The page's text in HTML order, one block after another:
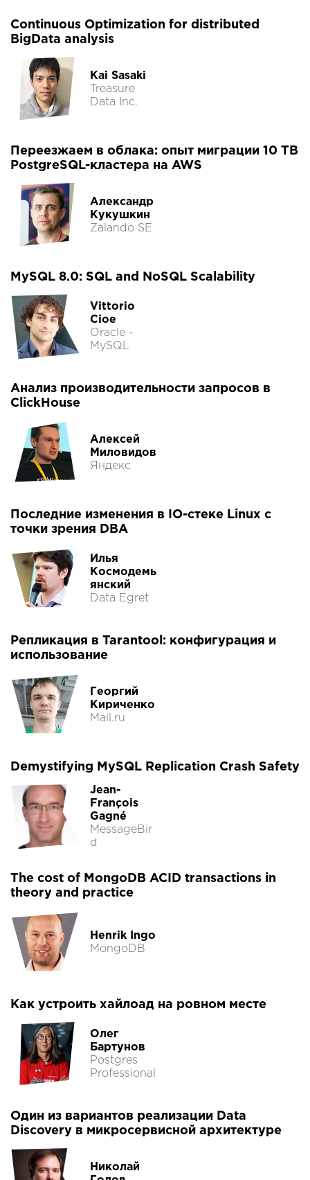
Continuous Optimization for distributed
BigData analysis
Kai Sasaki
Treasure
Data Inc.
Переезжаем в облака: опыт миграции 10 TB
PostgreSQL-кластера на AWS
Александр
Кукушкин
Zalando SE
MySQL 8.0: SQL and NoSQL Scalability
Vittorio
Cioe
Oracle -
MySQL
Анализ производительности запросов в
ClickHouse
Алексей
Миловидов
Яндекс
Последние изменения в IO-стеке Linux с
точки зрения DBA
Илья
Космодемь
янский
Data Egret
Репликация в Tarantool: конфигурация и
использование
Георгий
Кириченко
Mail.ru
Demystifying MySQL Replication Crash Safety
Jean-
François
Gagné
MessageBir
d
The cost of MongoDB ACID transactions in
theory and practice
Henrik Ingo
MongoDB
Как устроить хайлоад на ровном месте
Олег
Бартунов
Postgres
Professional
Один из вариантов реализации Data
Discovery в микросервисной архитектуре
Николай